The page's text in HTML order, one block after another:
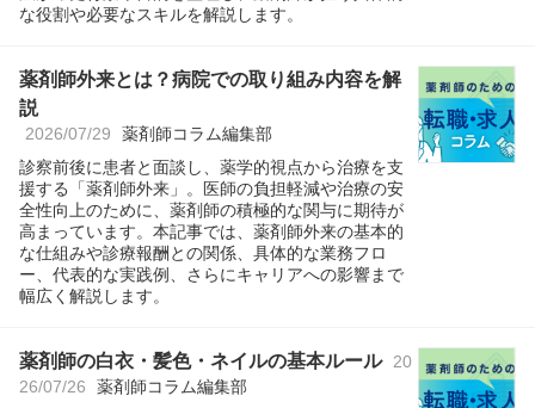
な役割や必要なスキルを解説します。
薬剤師外来とは？病院での取り組み内容を解
説
2026/07/29 薬剤師コラム編集部
診察前後に患者と面談し、薬学的視点から治療を支
援する「薬剤師外来」。医師の負担軽減や治療の安
全性向上のために、薬剤師の積極的な関与に期待が
高まっています。本記事では、薬剤師外来の基本的
な仕組みや診療報酬との関係、具体的な業務フロ
ー、代表的な実践例、さらにキャリアへの影響まで
幅広く解説します。
薬剤師の白衣・髪色・ネイルの基本ルール
20
26/07/26
薬剤師コラム編集部